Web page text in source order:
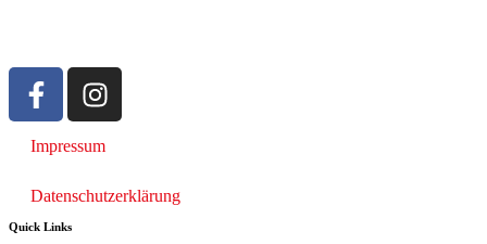
Impressum
Datenschutzerklärung
Quick Links